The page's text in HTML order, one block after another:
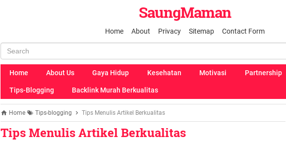
SaungMaman
Home About Privacy Sitemap Contact Form
Home About Us Gaya Hidup Kesehatan Motivasi Partnership
Tips-Blogging Backlink Murah Berkualitas
Home Tips-blogging Tips Menulis Artikel Berkualitas
Tips Menulis Artikel Berkualitas